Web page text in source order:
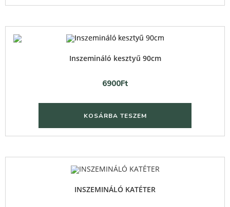
Inszemináló kesztyű 90cm
6900Ft
KOSÁRBA TESZEM
INSZEMINÁLÓ KATÉTER